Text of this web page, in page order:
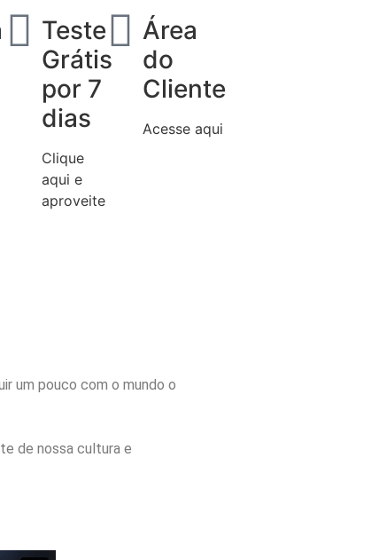
Teste
Grátis
por 7
dias
Clique
aqui e
aproveite
Área
do
Cliente
Acesse aqui
um pouco com o mundo o
de nossa cultura e